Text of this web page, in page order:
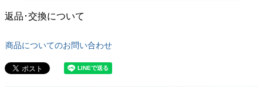
返品･交換について
商品についてのお問い合わせ